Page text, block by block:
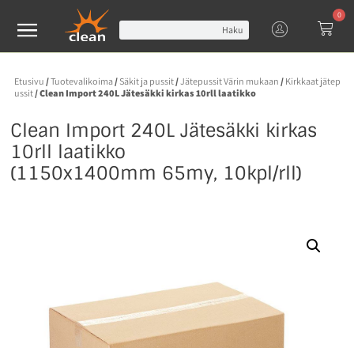
Haku
0
Etusivu /Tuotevalikoima/ Säkit ja pussit/Jätepussit Värin mukaan / Kirkkaat jätep
ussit/ Clean Import 240L Jätesäkki kirkas 10rll laatikko
Clean Import 240L Jätesäkki kirkas
10rll laatikko
(1150x1400mm 65my, 10kpl/rll)